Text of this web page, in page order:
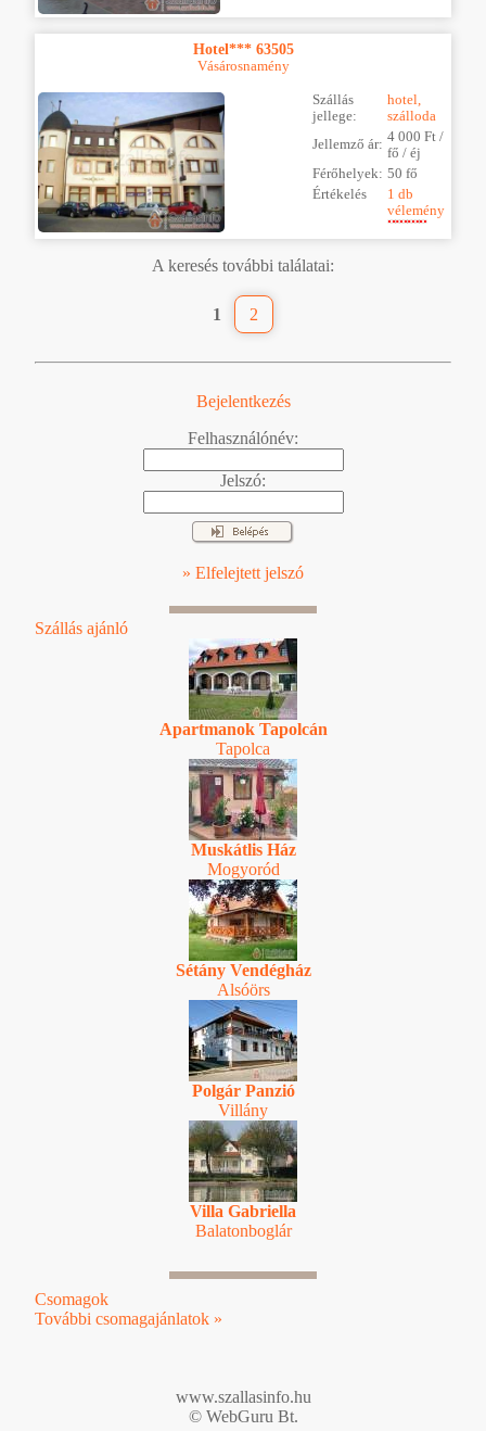
Hotel*** 63505
Vásárosnamény
Szállás
jellege:
hotel,
szálloda
Jellemző ár: 4 000 Ft /
fő / éj
Férőhelyek: 50 fő
Értékelés
1 db
vélemény
A keresés további találatai:
1 2
Bejelentkezés
Felhasználónév:
Jelszó:
» Elfelejtett jelszó
Szállás ajánló
Apartmanok Tapolcán
Tapolca
Muskátlis Ház
Mogyoród
Sétány Vendégház
Alsóörs
Polgár Panzió
Villány
Villa Gabriella
Balatonboglár
Csomagok
További csomagajánlatok »
www.szallasinfo.hu
© WebGuru Bt.